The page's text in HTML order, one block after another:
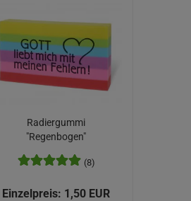
Radiergummi
"Regenbogen"
(8)
Einzelpreis: 1,50 EUR